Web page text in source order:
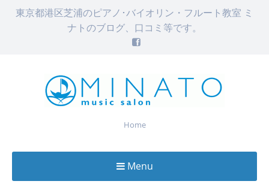
東京都港区芝浦のピアノ･バイオリン・フルート教室 ミ
ナトのブログ、口コミ等です。
Home
Menu